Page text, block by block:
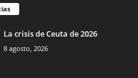
La crisis de Ceuta de 2026
8 agosto, 2026